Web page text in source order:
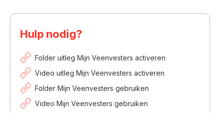
Hulp nodig?
Folder uitleg Mijn Veenvesters activeren
Video uitleg Mijn Veenvesters activeren
Folder Mijn Veenvesters gebruiken
Video Mijn Veenvesters gebruiken